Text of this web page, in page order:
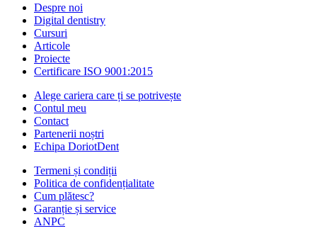
Despre noi
Digital dentistry
Cursuri
Articole
Proiecte
Certificare ISO 9001:2015
Alege cariera care ți se potrivește
Contul meu
Contact
Partenerii noștri
Echipa DoriotDent
Termeni și condiții
Politica de confidențialitate
Cum plătesc?
Garanție și service
ANPC